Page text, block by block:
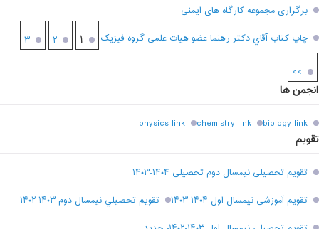
برگزاری مجموعه کارگاه های ایمنی
چاپ کتاب آقاي دکتر رهنما عضو هیات علمی گروه فیزیک
۱ ۲ ۳
>>
انجمن ها
biology link
chemistry link
physics link
تقویم
تقویم تحصیلی نیمسال دوم تحصیلی ۱۴۰۴-۱۴۰۳
تقویم آموزشی نیمسال اول ۱۴۰۴-۱۴۰۳
تقويم تحصيلي نيمسال دوم ۱۴۰۳-۱۴۰۲